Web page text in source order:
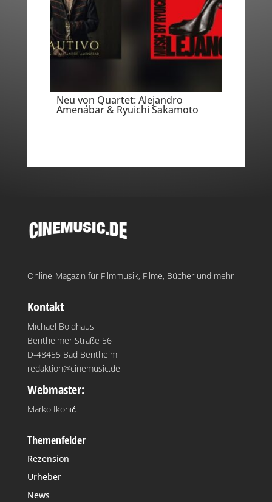
Neu von Quartet: Alejandro
Amenábar & Ryuichi Sakamoto
Online-Magazin für Filmmusik, Filme, Bücher und mehr
Kontakt
Michael Boldhaus
Bentheimer Straße 56
D-48455 Bad Bentheim
redaktion@cinemusic.de
Webmaster:
Marko Ikonić
Themenfelder
Rezension
Urheber
News